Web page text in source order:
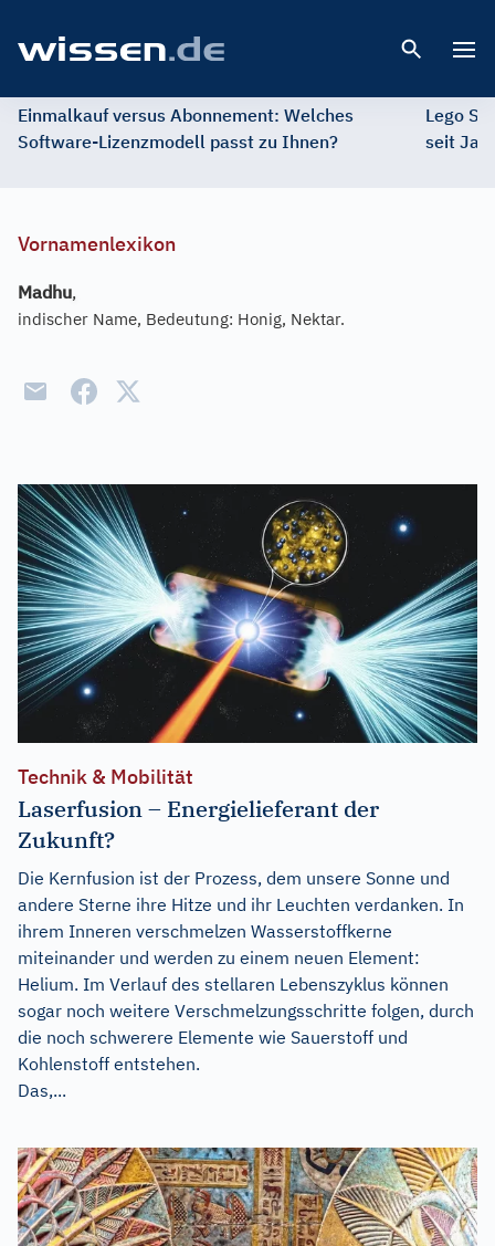
Einmalkauf versus Abonnement: Welches
Software-Lizenzmodell passt zu Ihnen?
Lego
seit
Vornamenlexikon
Madhu,
indischer Name, Bedeutung: Honig, Nektar.
Technik & Mobilität
Laserfusion – Energielieferant der
Zukunft?
Die Kernfusion ist der Prozess, dem unsere Sonne und
andere Sterne ihre Hitze und ihr Leuchten verdanken. In
ihrem Inneren verschmelzen Wasserstoffkerne
miteinander und werden zu einem neuen Element:
Helium. Im Verlauf des stellaren Lebenszyklus können
sogar noch weitere Verschmelzungsschritte folgen, durch
die noch schwerere Elemente wie Sauerstoff und
Kohlenstoff entstehen.
Das,...